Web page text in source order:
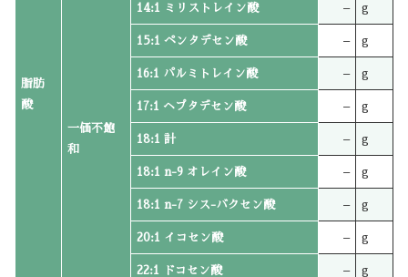
脂肪
酸
一価不飽
和
14:1 ミリストレイン酸 – g
15:1 ペンタデセン酸 – g
16:1 パルミトレイン酸 – g
17:1 ヘプタデセン酸 – g
18:1 計 – g
18:1 n-9 オレイン酸 – g
18:1 n-7 シス-バクセン酸 – g
20:1 イコセン酸 – g
22:1 ドコセン酸 – g